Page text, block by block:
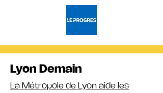
Lyon Demain
La Métropole de Lyon aide les